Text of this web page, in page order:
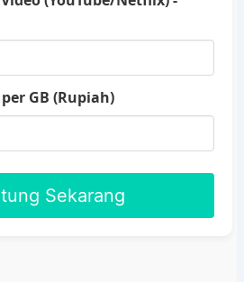
GB (Rupiah)
Sekarang